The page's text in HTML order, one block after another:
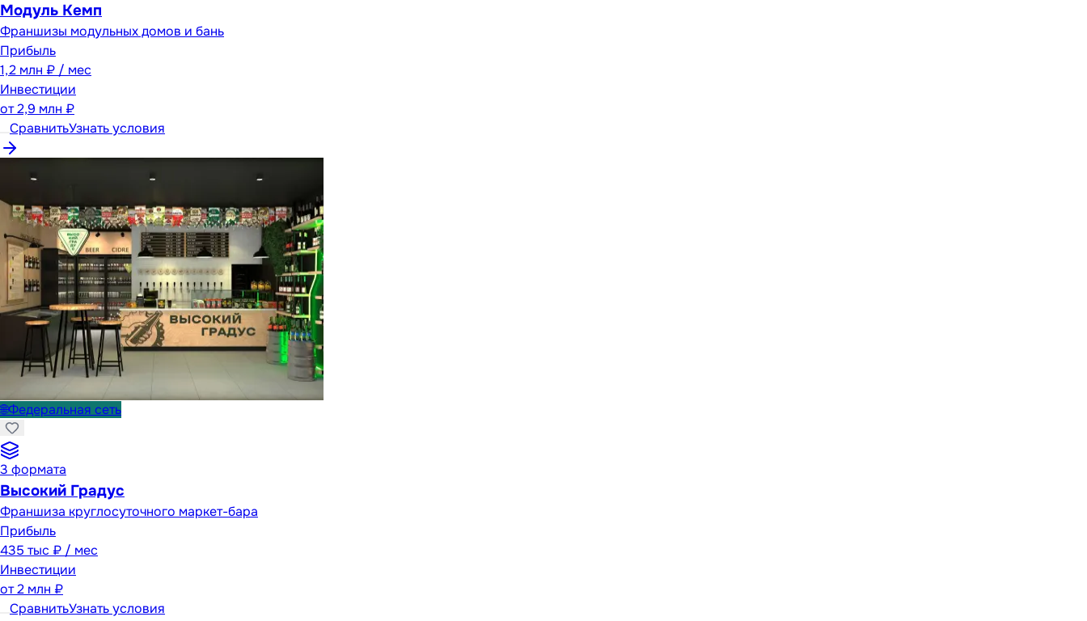
Модуль Кемп
Франшизы модульных домов и бань
Прибыль
1,2 млн ₽ / мес
Инвестиции
от2,9 млн ₽
СравнитьУзнать условия
🌐Федеральная сеть
3 формата
Высокий Градус
Франшиза круглосуточного маркет-бара
Прибыль
435 тыс ₽ / мес
Инвестиции
от2 млн ₽
СравнитьУзнать условия